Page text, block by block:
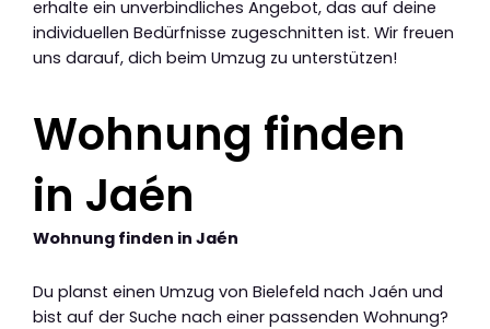
erhalte ein unverbindliches Angebot, das auf deine
individuellen Bedürfnisse zugeschnitten ist. Wir freuen
uns darauf, dich beim Umzug zu unterstützen!
Wohnung finden
in Jaén
Wohnung finden in Jaén
Du planst einen Umzug von Bielefeld nach Jaén und
bist auf der Suche nach einer passenden Wohnung?